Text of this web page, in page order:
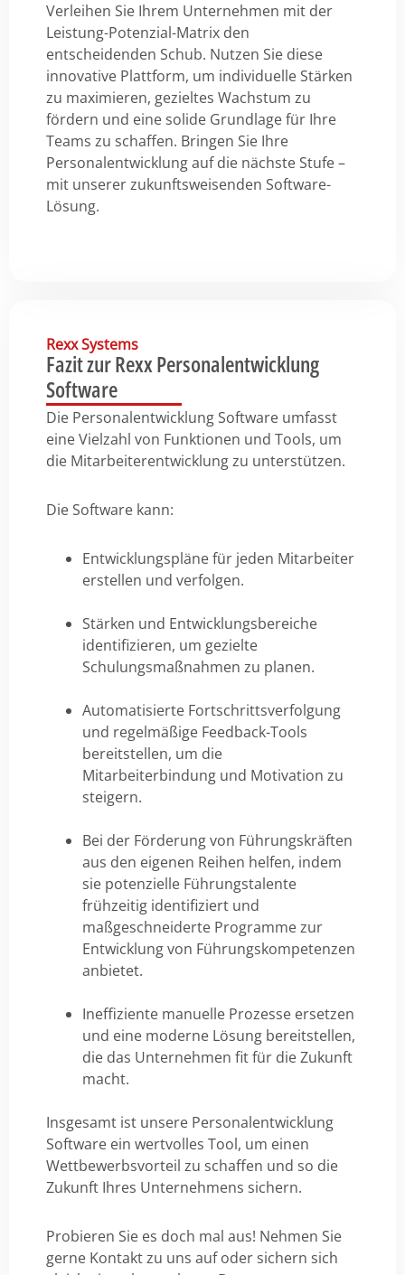
Verleihen Sie Ihrem Unternehmen mit der
Leistung-Potenzial-Matrix den
entscheidenden Schub. Nutzen Sie diese
innovative Plattform, um individuelle Stärken
zu maximieren, gezieltes Wachstum zu
fördern und eine solide Grundlage für Ihre
Teams zu schaffen. Bringen Sie Ihre
Personalentwicklung auf die nächste Stufe –
mit unserer zukunftsweisenden Software-
Lösung.
Rexx Systems
Fazit zur Rexx Personalentwicklung
Software
Die Personalentwicklung Software umfasst
eine Vielzahl von Funktionen und Tools, um
die Mitarbeiterentwicklung zu unterstützen.
Die Software kann:
Entwicklungspläne für jeden Mitarbeiter
erstellen und verfolgen.
Stärken und Entwicklungsbereiche
identifizieren, um gezielte
Schulungsmaßnahmen zu planen.
Automatisierte Fortschrittsverfolgung
und regelmäßige Feedback-Tools
bereitstellen, um die
Mitarbeiterbindung und Motivation zu
steigern.
Bei der Förderung von Führungskräften
aus den eigenen Reihen helfen, indem
sie potenzielle Führungstalente
frühzeitig identifiziert und
maßgeschneiderte Programme zur
Entwicklung von Führungskompetenzen
anbietet.
Ineffiziente manuelle Prozesse ersetzen
und eine moderne Lösung bereitstellen,
die das Unternehmen fit für die Zukunft
macht.
Insgesamt ist unsere Personalentwicklung
Software ein wertvolles Tool, um einen
Wettbewerbsvorteil zu schaffen und so die
Zukunft Ihres Unternehmens sichern.
Probieren Sie es doch mal aus! Nehmen Sie
gerne Kontakt zu uns auf oder sichern sich